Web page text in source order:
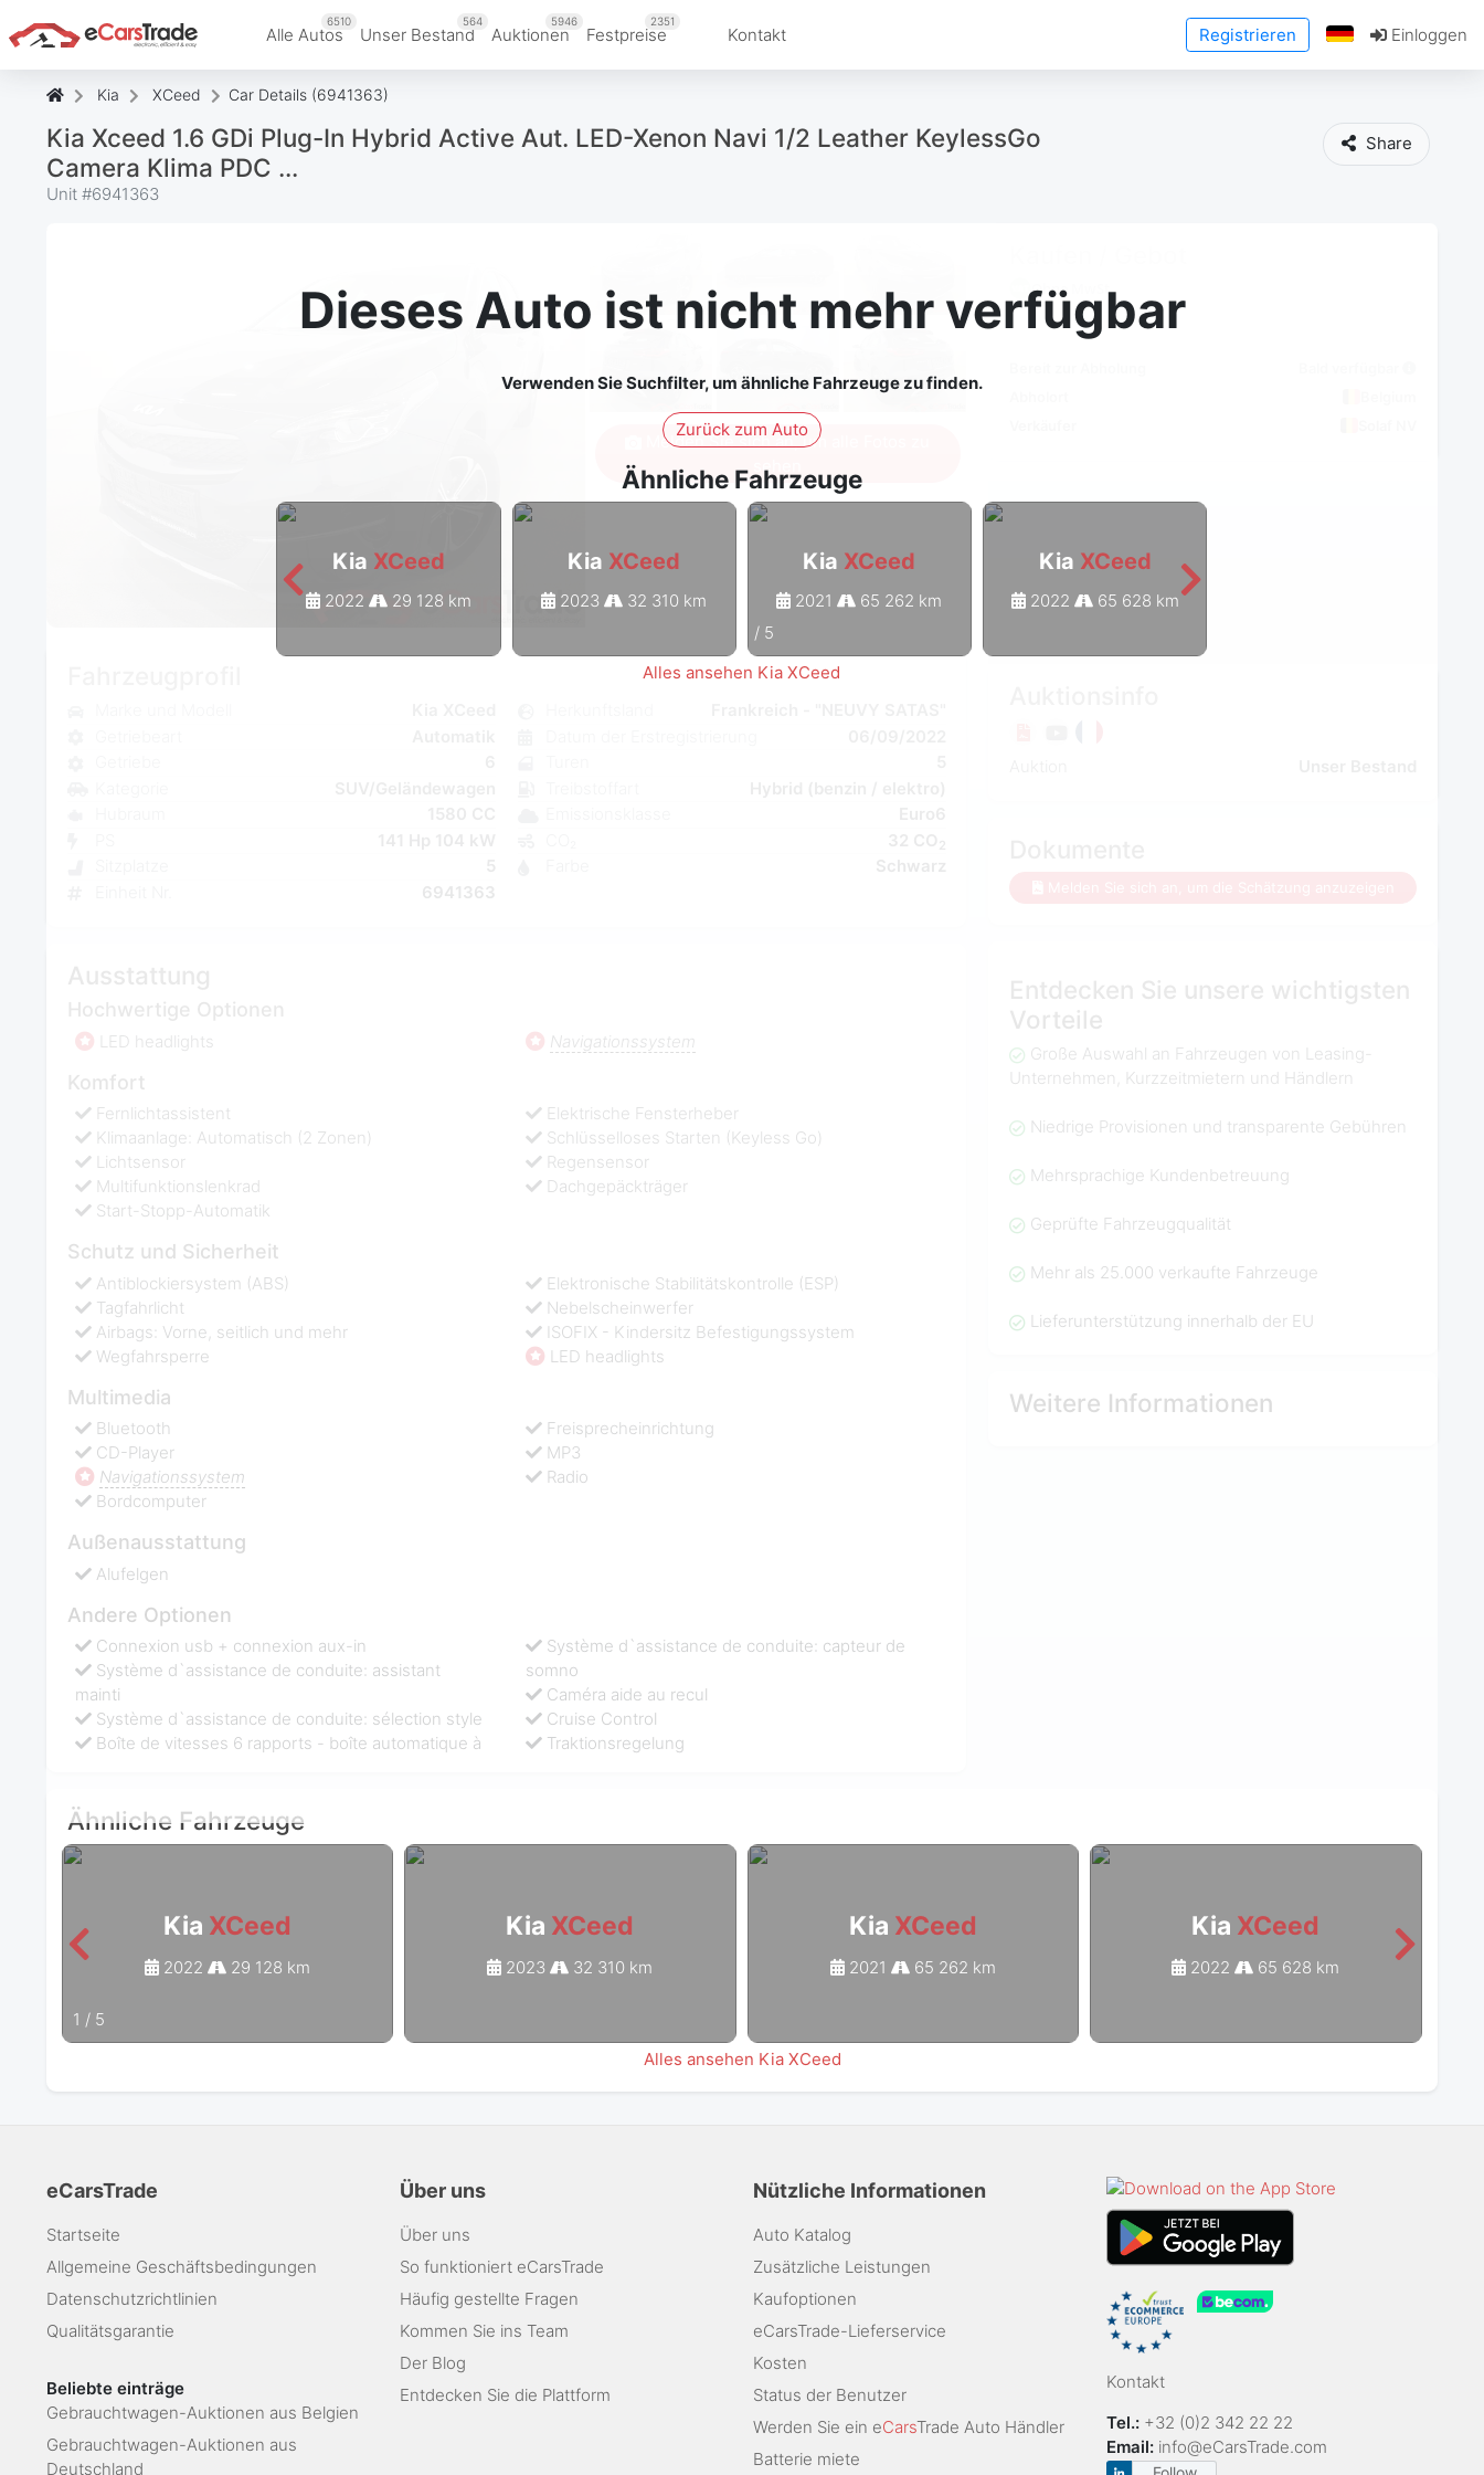
Alle Autos
6510
Unser Bestand
564
Auktionen
5946
Festpreise
2351
Kontakt Registrieren Einloggen
Kia XCeed Car Details (6941363)
Kia Xceed 1.6 GDi Plug-In Hybrid Active Aut. LED-Xenon Navi 1/2 Leather KeylessGo
Camera Klima PDC ...
Unit #6941363
Share
Dieses Auto ist nicht mehr verfügbar
Verwenden Sie Suchfilter, um ähnliche Fahrzeuge zu finden.
Zurück zum Auto
Ähnliche Fahrzeuge
Kia XCeed
2022 29 128 km
Kia XCeed
2023 32 310 km
Kia XCeed
2021 65 262 km
Kia XCeed
2022 65 628 km
/ 5
Alles ansehen Kia XCeed
Ohne MwSt
Vorteile
Große Auswahl an Fahrzeugen von Leasing-
Unternehmen, Kurzzeitmietern und Händlern
Niedrige Provisionen und transparente Gebühren
Mehrsprachige Kundenbetreuung
Geprüfte Fahrzeugqualität
Mehr als 25.000 verkaufte Fahrzeuge
Lieferunterstützung innerhalb der EU
Weitere Informationen
Melden Sie sich an, um alle Fotos zu
sehen
6941363
LED headlights Navigationssystem
Komfort
Fernlichtassistent
Klimaanlage: Automatisch (2 Zonen)
Elektrische Fensterheber
Schlüsselloses Starten (Keyless Go)
Lichtsensor
Multifunktionslenkrad
Regensensor
Dachgepäckträger
Start-Stopp-Automatik
Schutz und Sicherheit
Antiblockiersystem (ABS)
Tagfahrlicht
Elektronische Stabilitätskontrolle (ESP)
Nebelscheinwerfer
Airbags: Vorne, seitlich und mehr
Wegfahrsperre
ISOFIX - Kindersitz Befestigungssystem
LED headlights
Multimedia
Bluetooth
CD-Player
Freisprecheinrichtung
MP3
Navigationssystem
Bordcomputer
Radio
Außenausstattung
Alufelgen
Andere Optionen
Connexion usb + connexion aux-in
Système d`assistance de conduite: assistant
mainti
Système d`assistance de conduite: capteur de
somno
Caméra aide au recul
Système d`assistance de conduite: sélection style
Boîte de vitesses 6 rapports - boîte automatique à
Cruise Control
Traktionsregelung
Ähnliche Fahrzeuge
Kia XCeed
2022 29 128 km
Kia XCeed
2023 32 310 km
Kia XCeed
2021 65 262 km
Kia XCeed
2022 65 628 km
1 / 5
Alles ansehen Kia XCeed
eCarsTrade
Startseite
Allgemeine Geschäftsbedingungen
Datenschutzrichtlinien
Qualitätsgarantie
Beliebte einträge
Gebrauchtwagen-Auktionen aus Belgien
Gebrauchtwagen-Auktionen aus
Deutschland
Über uns
Über uns
So funktioniert eCarsTrade
Häufig gestellte Fragen
Kommen Sie ins Team
Der Blog
Entdecken Sie die Plattform
Nützliche Informationen
Auto Katalog
Zusätzliche Leistungen
Kaufoptionen
eCarsTrade-Lieferservice
Kosten
Status der Benutzer
Werden Sie ein eCarsTrade Auto Händler
Batterie miete
Kontakt
Tel.: +32 (0)2 342 22 22
Email: info@eCarsTrade.com